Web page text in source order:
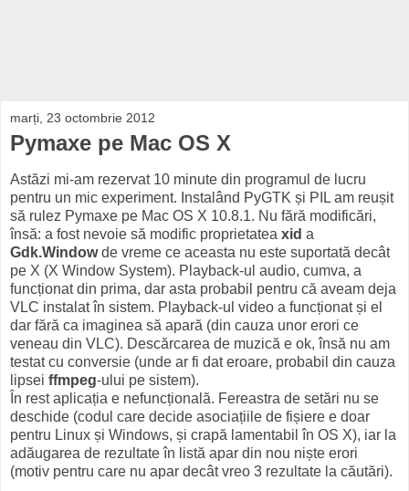
marți, 23 octombrie 2012
Pymaxe pe Mac OS X
Astăzi mi-am rezervat 10 minute din programul de lucru
pentru un mic experiment. Instalând PyGTK și PIL am reușit
să rulez Pymaxe pe Mac OS X 10.8.1. Nu fără modificări,
însă: a fost nevoie să modific proprietatea xid a
Gdk.Windowde vreme ce aceasta nu este suportată decât
pe X (X Window System). Playback-ul audio, cumva, a
funcționat din prima, dar asta probabil pentru că aveam deja
VLC instalat în sistem. Playback-ul video a funcționat și el
dar fără ca imaginea să apară (din cauza unor erori ce
veneau din VLC). Descărcarea de muzică e ok, însă nu am
testat cu conversie (unde ar fi dat eroare, probabil din cauza
lipsei ffmpeg-ului pe sistem).
În rest aplicația e nefuncțională. Fereastra de setări nu se
deschide (codul care decide asociațiile de fișiere e doar
pentru Linux și Windows, și crapă lamentabil în OS X), iar la
adăugarea de rezultate în listă apar din nou niște erori
(motiv pentru care nu apar decât vreo 3 rezultate la căutări).